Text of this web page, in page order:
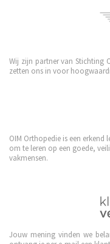
Wij zijn partner van Stichting
zetten ons in voor
OIM Orthopedie is een erkend
om te leren op een goede,
vakmensen.
Jouw mening vinden we